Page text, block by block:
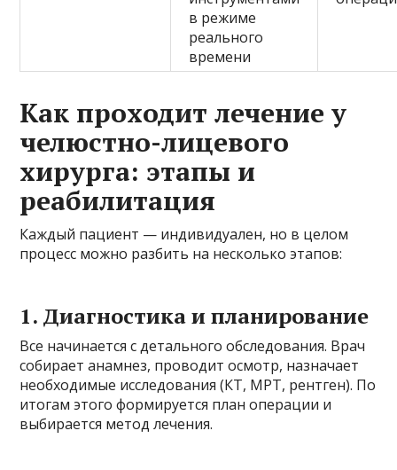
в режиме
реального
времени
Как проходит лечение у
челюстно-лицевого
хирурга: этапы и
реабилитация
Каждый пациент — индивидуален, но в целом
процесс можно разбить на несколько этапов:
1. Диагностика и планирование
Все начинается с детального обследования. Врач
собирает анамнез, проводит осмотр, назначает
необходимые исследования (КТ, МРТ, рентген). По
итогам этого формируется план операции и
выбирается метод лечения.